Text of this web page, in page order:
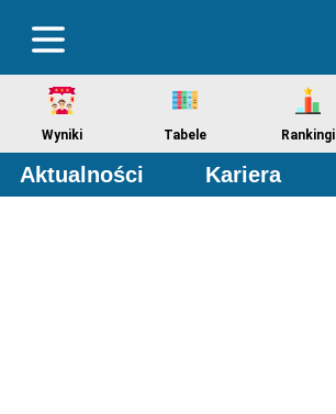
Wyniki Tabele Rankingi
Aktualności Kariera